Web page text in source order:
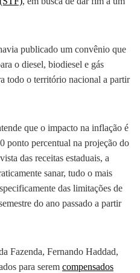
publicado um convênio que
o diesel, biodiesel e gás
todo o território nacional a partir
que o impacto na inflação é
ponto percentual na projeção do
das receitas estaduais, a
sanar, tudo o mais
das limitações de
do ano passado a partir
Fazenda, Fernando Haddad,
para serem compensados